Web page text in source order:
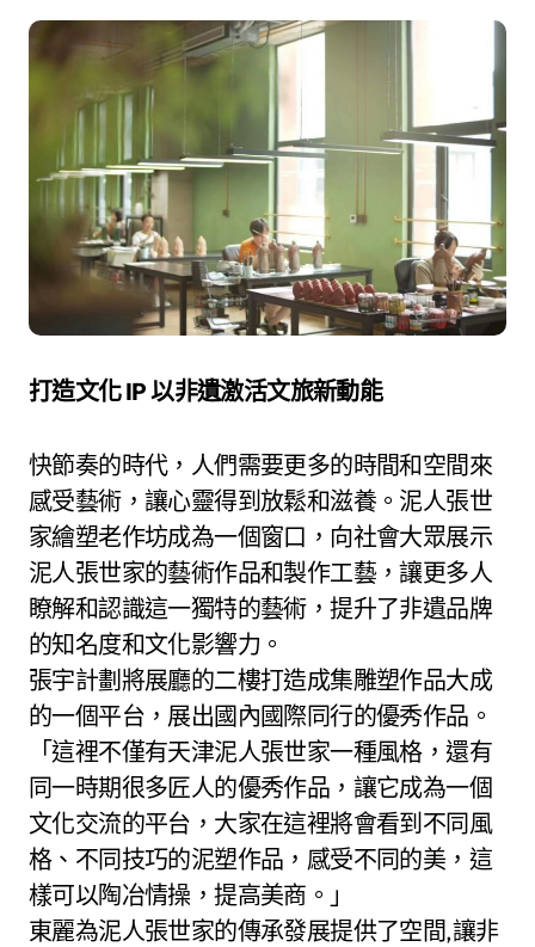
打造文化 IP 以非遺激活文旅新動能
快節奏的時代，人們需要更多的時間和空間來
感受藝術，讓心靈得到放鬆和滋養。泥人張世
家繪塑老作坊成為一個窗口，向社會大眾展示
泥人張世家的藝術作品和製作工藝，讓更多人
瞭解和認識這一獨特的藝術，提升了非遺品牌
的知名度和文化影響力。
張宇計劃將展廳的二樓打造成集雕塑作品大成
的一個平台，展出國內國際同行的優秀作品。
「這裡不僅有天津泥人張世家一種風格，還有
同一時期很多匠人的優秀作品，讓它成為一個
文化交流的平台，大家在這裡將會看到不同風
格、不同技巧的泥塑作品，感受不同的美，這
樣可以陶冶情操，提高美商。」
東麗為泥人張世家的傳承發展提供了空間,讓非